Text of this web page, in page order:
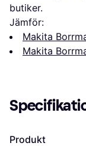
butiker.
Jämför:
Makita
Makita
Produkt